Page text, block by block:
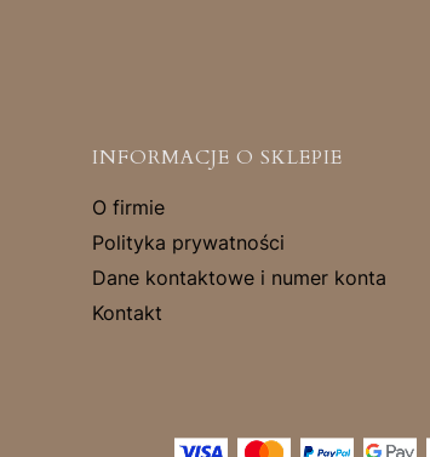
INFORMACJE O SKLEPIE
O firmie
Polityka prywatności
Dane kontaktowe i numer konta
Kontakt